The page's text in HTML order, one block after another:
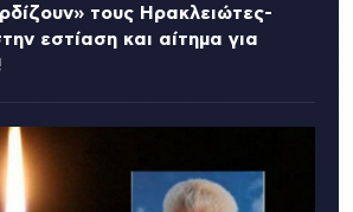
τους Ηρακλειώτες-
εστίαση και αίτημα για